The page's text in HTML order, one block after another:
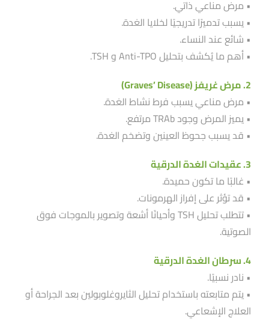
• مرض مناعي ذاتي.
• يسبب تدميرًا تدريجيًا لخلايا الغدة.
• شائع عند النساء.
• أهم ما يُكشف بتحليل Anti-TPO و TSH.
2. مرض غريفز (Graves’ Disease)
• مرض مناعي يسبب فرط نشاط الغدة.
• يميز المرض وجود TRAb مرتفع.
• قد يسبب جحوظ العينين وتضخم الغدة.
3. عقيدات الغدة الدرقية
• غالبًا ما تكون حميدة.
• قد تؤثر على إفراز الهرمونات.
• تتطلب تحليل TSH وأحيانًا أشعة وتصوير بالموجات فوق
الصوتية.
4. سرطان الغدة الدرقية
• نادر نسبيًا.
• يتم متابعته باستخدام تحليل الثايروغلوبولين بعد الجراحة أو
العلاج الإشعاعي.